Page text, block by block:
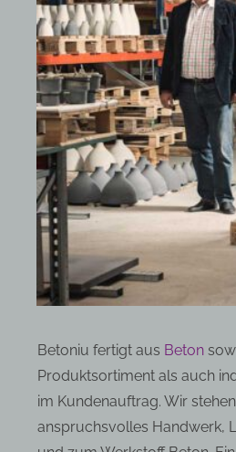
Betoniu fertigt aus Beton
Produktsortiment als auch
im Kundenauftrag. Wir
anspruchsvolles Handwerk,